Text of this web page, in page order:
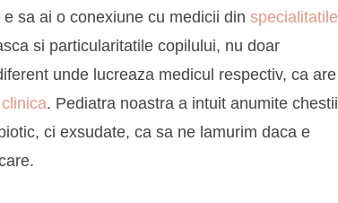
sa ai o conexiune cu medicii din specialitatile
si particularitatile copilului, nu doar
unde lucreaza medicul respectiv, ca are
clinica. Pediatra noastra a intuit anumite chestii
ci exsudate, ca sa ne lamurim daca e